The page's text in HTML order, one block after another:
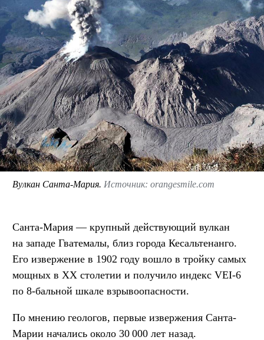
Вулкан Санта-Мария. Источник: orangesmile.com
Санта-Мария — крупный действующий вулкан
на западе Гватемалы, близ города Кесальтенанго.
Его извержение в 1902 году вошло в тройку самых
мощных в XX столетии и получило индекс VEI-6
по 8-бальной шкале взрывоопасности.
По мнению геологов, первые извержения Санта-
Марии начались около 30 000 лет назад.